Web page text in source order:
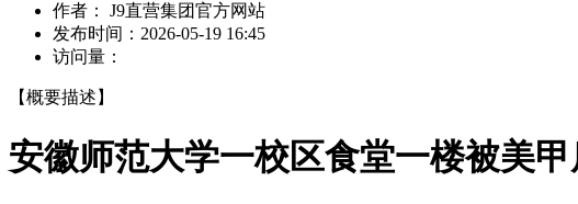
作者： J9直营集团官方网站
发布时间： 2026-05-19 16:45
访问量：
【概要描述】
安徽师范大学一校区食堂一楼被美